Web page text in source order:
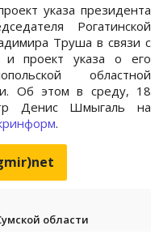
указа президента
Рогатинской
Труша в связи с
проект указа о его
областной
Об этом в среду, 18
Денис Шмыгаль на
.
области